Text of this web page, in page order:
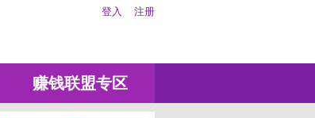
登入 注册
赚钱联盟专区